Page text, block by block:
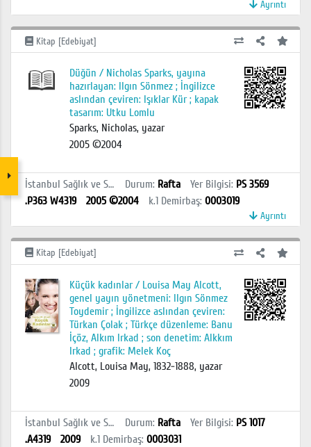
Ayrıntı
Kitap [Edebiyat]
Düğün / Nicholas Sparks, yayına
hazırlayan: Ilgın Sönmez ; İngilizce
aslından çeviren: Işıklar Kür ; kapak
tasarım: Utku Lomlu
Sparks, Nicholas, yazar
2005 ©2004
İstanbul Sağlık ve Sosyal Bilimler MYO Kütüphanesi Durum: Rafta Yer Bilgisi: PS 3569
.P363 W4319
2005 ©2004 k.1 Demirbaş: 0003019
Ayrıntı
Kitap [Edebiyat]
Küçük kadınlar / Louisa May Alcott,
genel yayın yönetmeni: Ilgın Sönmez
Toydemir ; İngilizce aslından çeviren:
Türkan Çolak ; Türkçe düzenleme: Banu
İçöz, Alkım Irkad ; son denetim: Alkkım
Irkad ; grafik: Melek Koç
Alcott, Louisa May, 1832-1888, yazar
2009
İstanbul Sağlık ve Sosyal Bilimler MYO Kütüphanesi Durum: Rafta Yer Bilgisi: PS 1017
.A4319
2009 k.1 Demirbaş: 0003031